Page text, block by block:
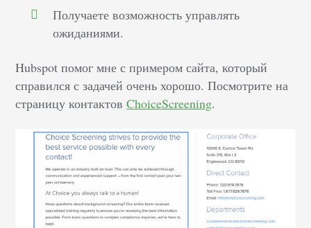
Получаете возможность управлять
ожиданиями.
Hubspot помог мне с примером сайта, который
справился с задачей очень хорошо. Посмотрите на
страницу контактовChoiceScreening.